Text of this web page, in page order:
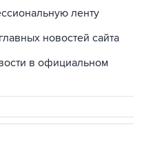
ленту
новостей сайта
в официальном